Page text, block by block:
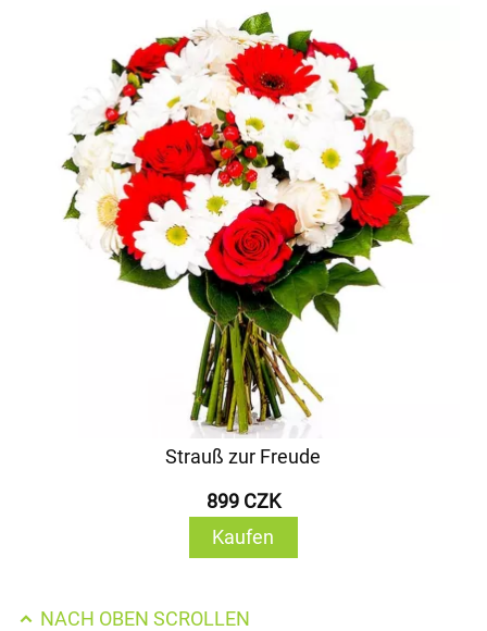
Strauß zur Freude
899 CZK
Kaufen
NACH OBEN SCROLLEN